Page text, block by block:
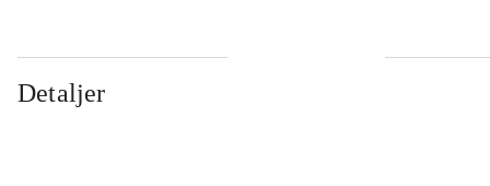
Detaljer